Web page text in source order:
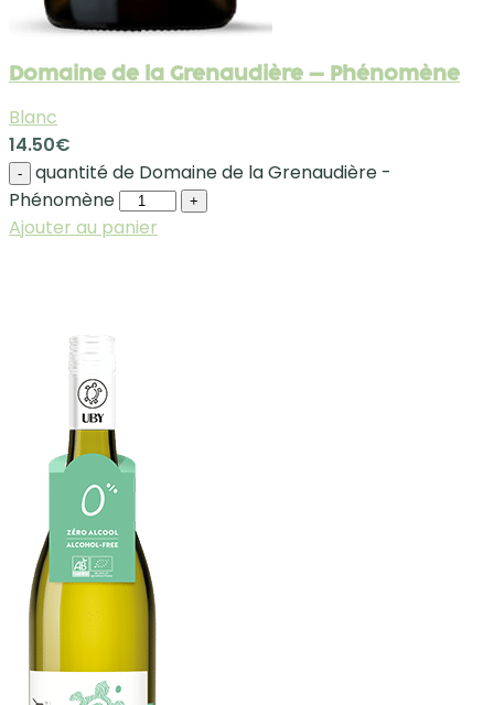
Domaine de la Grenaudière – Phénomène
Blanc
14.50€
-
quantité de Domaine de la Grenaudière -
Phénomène
+
Ajouter au panier